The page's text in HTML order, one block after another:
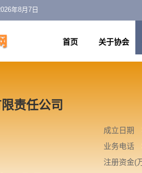
年8月7日
首页 关于协会
责任公司
成立日期
业务电话
注册资金(